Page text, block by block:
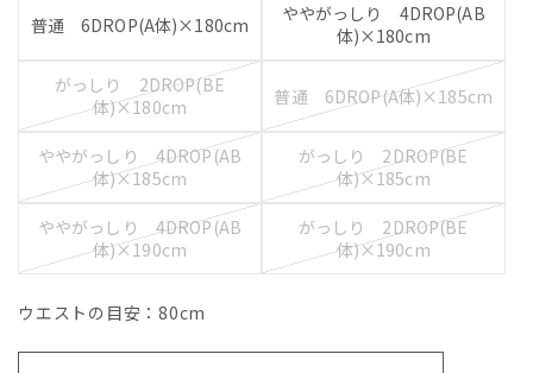
普通 6DROP(A体)×180cm
ややがっしり 4DROP(AB
体)×180cm
がっしり 2DROP(BE
体)×180cm
普通 6DROP(A体)×185cm
ややがっしり 4DROP(AB
体)×185cm
がっしり 2DROP(BE
体)×185cm
ややがっしり 4DROP(AB
体)×190cm
がっしり 2DROP(BE
体)×190cm
ウエストの目安：80cm